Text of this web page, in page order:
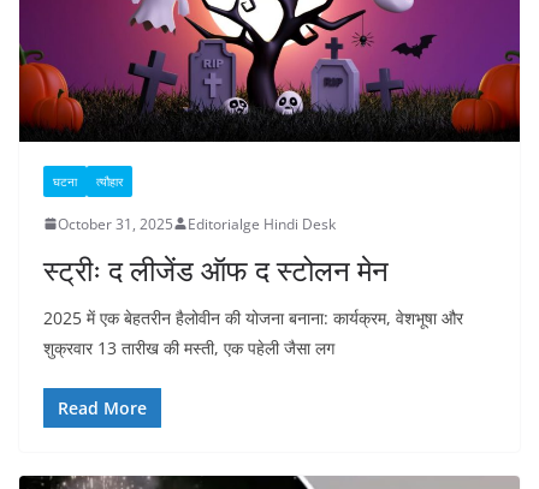
घटना त्यौहार
October 31, 2025 Editorialge Hindi Desk
स्ट्रीः द लीजेंड ऑफ द स्टोलन मेन
2025 में एक बेहतरीन हैलोवीन की योजना बनाना: कार्यक्रम, वेशभूषा और
शुक्रवार 13 तारीख की मस्ती, एक पहेली जैसा लग
Read More